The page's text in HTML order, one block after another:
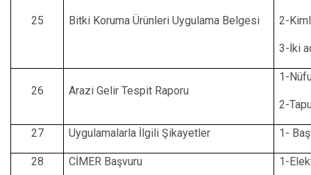
25 Bitki Koruma Ürünleri Uygulama Belgesi 2-
3-İki
26 Arazi Gelir Tespit Raporu
1-
2-
27 Uygulamalarla İlgili Şikayetler 1-
28 CİMER Başvuru 1-